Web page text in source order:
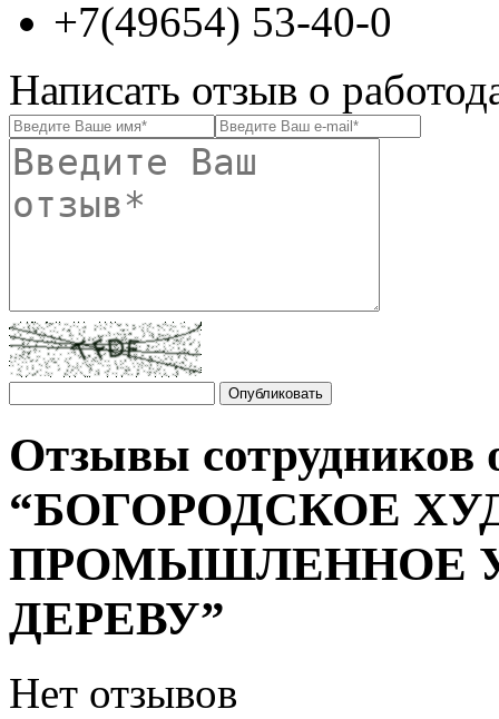
+7(49654) 53-40-0
Написать отзыв о
Отзывы сотрудников
“БОГОРОДСКОЕ
ПРОМЫШЛЕННОЕ
ДЕРЕВУ”
Нет отзывов